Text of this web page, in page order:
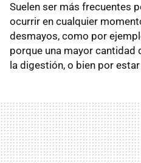
Suelen ser más frecuentes
ocurrir en cualquier
desmayos, como por
porque una mayor cantidad
la digestión, o bien por